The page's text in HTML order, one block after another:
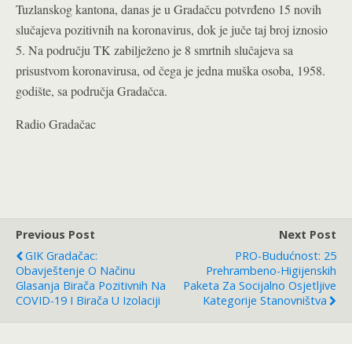
Tuzlanskog kantona, danas je u Gradačcu potvrđeno 15 novih
slučajeva pozitivnih na koronavirus, dok je juče taj broj iznosio
5. Na području TK zabilježeno je 8 smrtnih slučajeva sa
prisustvom koronavirusa, od čega je jedna muška osoba, 1958.
godište, sa područja Gradačca.
Radio Gradačac
Previous Post
GIK Gradačac:
Obavještenje O Načinu
Glasanja Birača Pozitivnih Na
COVID-19 I Birača U Izolaciji
Next Post
PRO-Budućnost: 25
Prehrambeno-Higijenskih
Paketa Za Socijalno Osjetljive
Kategorije Stanovništva